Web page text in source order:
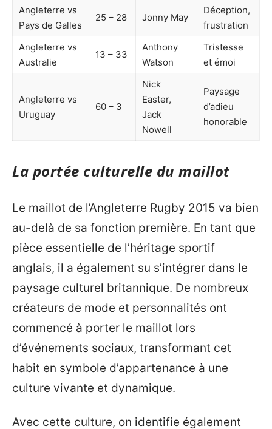
Angleterre vs
Pays de Galles
25 – 28 Jonny May
Déception,
frustration
Angleterre vs
Australie
13 – 33
Anthony
Watson
Tristesse
et émoi
Angleterre vs
Uruguay
60 – 3
Nick
Easter,
Jack
Nowell
Paysage
d’adieu
honorable
La portée culturelle du maillot
Le maillot de l’Angleterre Rugby 2015 va bien
au-delà de sa fonction première. En tant que
pièce essentielle de l’héritage sportif
anglais, il a également su s’intégrer dans le
paysage culturel britannique. De nombreux
créateurs de mode et personnalités ont
commencé à porter le maillot lors
d’événements sociaux, transformant cet
habit en symbole d’appartenance à une
culture vivante et dynamique.
Avec cette culture, on identifie également